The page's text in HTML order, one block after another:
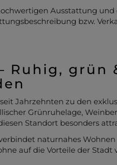
Ausstattung
bzw.
Ruhig, grün
Jahrzehnten zu den
Grünruhelage,
Standort besonders
naturnahes
auf die Vorteile der Stadt